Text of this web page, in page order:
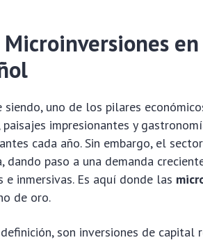
Microinversiones
uno de los pilares
impresionantes y
cada año. Sin embargo, el
paso a una demanda
e inmersivas. Es aquí donde las
de oro.
son inversiones de capital